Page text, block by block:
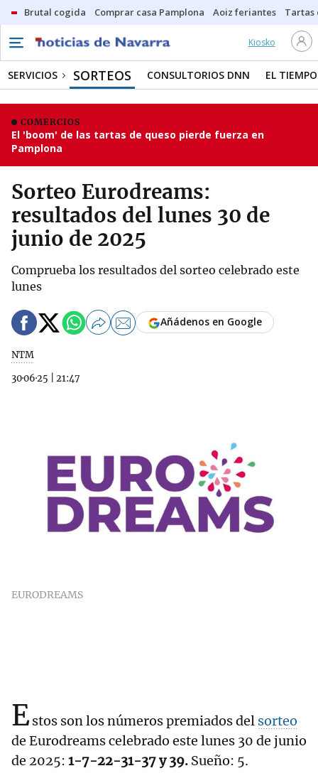
Brutal cogida Comprar casa Pamplona Aoiz feriantes Tartas
Kiosko
SERVICIOS SORTEOS CONSULTORIOS DNN EL TIEMPO
COMERCIOS
El 'boom' de las tartas de queso pierde fuerza en
Pamplona
Sorteo Eurodreams:
resultados del lunes 30 de
junio de 2025
Comprueba los resultados del sorteo celebrado este
lunes
NTM
30·06·25
21:47
Añádenos en Google
EURODREAMS
Estos son los números premiados del sorteo
de Eurodreams celebrado este lunes 30 de junio
de 2025: 1-7-22-31-37 y 39. Sueño: 5.